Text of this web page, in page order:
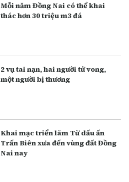
Mỗi năm Đồng Nai có thể khai
thác hơn 30 triệu m3 đá
2 vụ tai nạn, hai người tử vong,
một người bị thương
Khai mạc triển lãm Từ dấu ấn
Trấn Biên xưa đến vùng đất Đồng
Nai nay